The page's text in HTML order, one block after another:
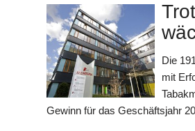
Die
mit
Gewinn für das Geschäftsjahr